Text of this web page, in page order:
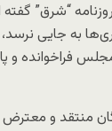
روزنامه “شرق”
به جایی
فراخوانده
منتقد و